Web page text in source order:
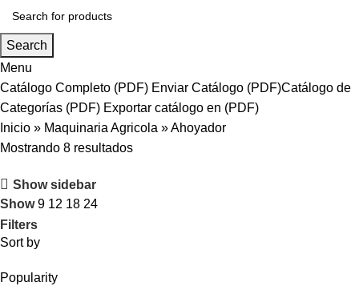
Search
Menu
Catálogo Completo (PDF) Enviar Catálogo (PDF)Catálogo de
Categorías (PDF) Exportar catálogo en (PDF)
Inicio » Maquinaria Agricola »Ahoyador
Mostrando 8 resultados
Show sidebar
Show9 12 18 24
Filters
Sort by
Popularity